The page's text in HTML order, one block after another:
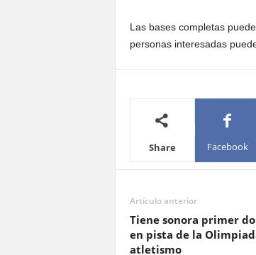
Las bases completas
personas interesadas
Share Facebook
Artículo anterior
Tiene sonora primer
en pista de la
atletismo